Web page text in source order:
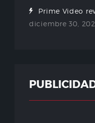
Prime Video
diciembre 30,